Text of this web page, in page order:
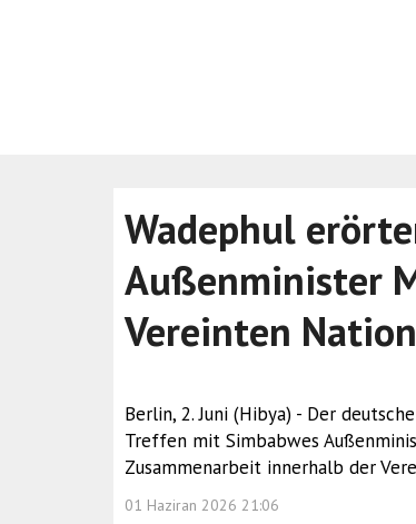
Wadephul
Außenminister
Vereinten
Berlin, 2. Juni (Hibya) - Der
Treffen mit Simbabwes
Zusammenarbeit innerhalb der
01 Haziran 2026 21:06